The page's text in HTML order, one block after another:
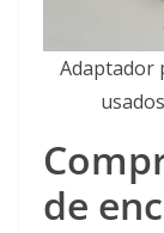
Adaptador
de